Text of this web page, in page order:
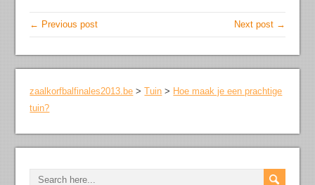
← Previous post Next post →
zaalkorfbalfinales2013.be >Tuin > Hoe maak je een prachtige
tuin?